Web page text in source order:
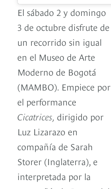
El sábado 2 y domingo
3 de octubre disfrute de
un recorrido sin igual
en el Museo de Arte
Moderno de Bogotá
(MAMBO). Empiece por
el performance
Cicatrices, dirigido por
Luz Lizarazo en
compañía de Sarah
Storer (Inglaterra), e
interpretada por la